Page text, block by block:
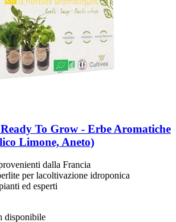
Ready To Grow -​ Erbe Aromatiche
Limone, Aneto)
dalla Francia
per lacoltivazione idroponica
ed esperti
disponibile